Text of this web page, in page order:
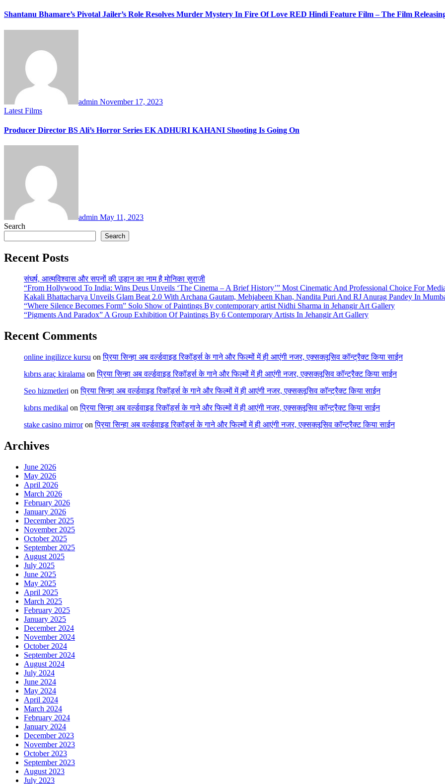
Shantanu Bhamare’s Pivotal Jailer’s Role Resolves Murder Mystery In Fire Of Love RED Hindi Feature Film – The Film
admin November 17, 2023
Latest Films
Producer Director BS Ali’s Horror Series EK ADHURI KAHANI Shooting Is Going On
admin May 11, 2023
Search
Search
Recent Posts
संघर्ष, आत्मविश्वास और सपनों की उड़ान का नाम है मोनिका सुराजी
“From Hollywood To India: Wins Deus Unveils ‘The Cinema – A Brief History’” Most Cinematic And Professional Choice For
Kakali Bhattacharya Unveils Glam Beat 2.0 With Archana Gautam, Mehjabeen Khan, Nandita Puri And RJ Anurag Pandey In
“Where Silence Becomes Form” Solo Show of Paintings By contemporary artist Nidhi Sharma in Jehangir Art Gallery
“Pigments And Paradox” A Group Exhibition Of Paintings By 6 Contemporary Artists In Jehangir Art Gallery
Recent Comments
online ingilizce kursu onप्रिया सिन्हा अब वर्ल्डवाइड रिकॉर्ड्स के गाने और फिल्मों में ही आएंगी नजर, एक्सक्लूसिव कॉन्ट्रैक्ट किया साईन
kıbrıs araç kiralama onप्रिया सिन्हा अब वर्ल्डवाइड रिकॉर्ड्स के गाने और फिल्मों में ही आएंगी नजर, एक्सक्लूसिव कॉन्ट्रैक्ट किया साईन
Seo hizmetleri onप्रिया सिन्हा अब वर्ल्डवाइड रिकॉर्ड्स के गाने और फिल्मों में ही आएंगी नजर, एक्सक्लूसिव कॉन्ट्रैक्ट किया साईन
kıbrıs medikal onप्रिया सिन्हा अब वर्ल्डवाइड रिकॉर्ड्स के गाने और फिल्मों में ही आएंगी नजर, एक्सक्लूसिव कॉन्ट्रैक्ट किया साईन
stake casino mirroronप्रिया सिन्हा अब वर्ल्डवाइड रिकॉर्ड्स के गाने और फिल्मों में ही आएंगी नजर, एक्सक्लूसिव कॉन्ट्रैक्ट किया साईन
Archives
June 2026
May 2026
April 2026
March 2026
February 2026
January 2026
December 2025
November 2025
October 2025
September 2025
August 2025
July 2025
June 2025
May 2025
April 2025
March 2025
February 2025
January 2025
December 2024
November 2024
October 2024
September 2024
August 2024
July 2024
June 2024
May 2024
April 2024
March 2024
February 2024
January 2024
December 2023
November 2023
October 2023
September 2023
August 2023
July 2023